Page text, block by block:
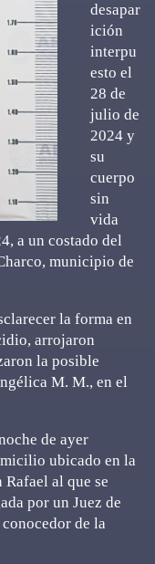
desapar
ición
interpu
esto el
28 de
julio de
2024 y
su
cuerpo
sin
vida
a un costado del
municipio de
la forma en
arrojaron
la posible
M. M., en el
de ayer
ubicado en la
al que se
por un Juez de
de la